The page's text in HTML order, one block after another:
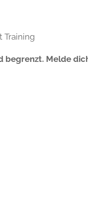
Training
begrenzt. Melde